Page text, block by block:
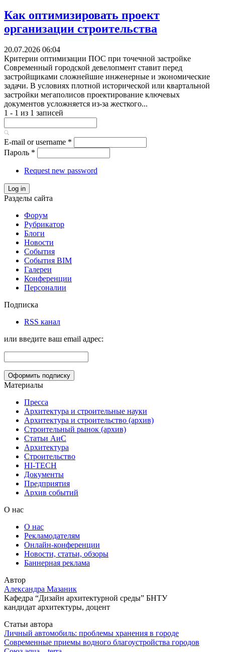
Как оптимизировать проект
организации строительства
20.07.2026 06:04
Критерии оптимизации ПОС при точечной застройке
Современный городской девелопмент ставит перед
застройщиками сложнейшие инженерные и экономические
задачи. В условиях плотной исторической или квартальной
застройки мегаполисов проектирование ключевых
документов усложняется из-за жесткого...
1 - 1 из 1 записей
E-mail or username *
Пароль *
Request new password
Log in
Разделы сайта
Форум
Рубрикатор
Блоги
Новости
События
События BIM
Галереи
Конференции
Персоналии
Подписка
RSS канал
или введите ваш email адрес:
Материалы
Пресса
Архитектура и строительные науки
Архитектура и строительство (архив)
Строительный рынок (архив)
Статьи АиС
Архитектура
Строительство
HI-TECH
Документы
Предприятия
Архив событий
О нас
О нас
Рекламодателям
Онлайн-конференции
Новости, статьи, обзоры
Баннерная реклама
Автор
Александра Мазаник
Кафедра “Дизайн архитектурной среды” БНТУ
кандидат архитектуры, доцент
Статьи автора
Личный автомобиль: проблемы хранения в городе
Современные приемы водного благоустройства городов